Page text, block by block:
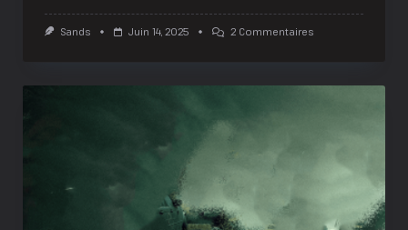
Sands Juin 14, 2025 2 CommentairesSur
Et